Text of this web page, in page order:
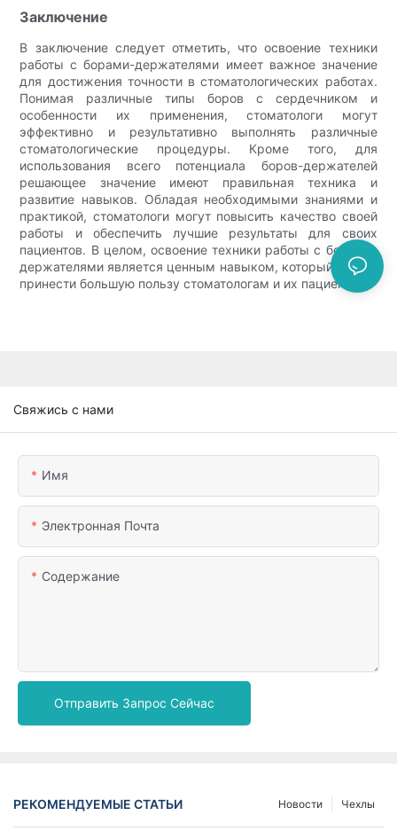
Заключение
В заключение следует отметить, что освоение техники
работы с борами-держателями имеет важное значение
для достижения точности в стоматологических работах.
Понимая различные типы боров с сердечником и
особенности их применения, стоматологи могут
эффективно и результативно выполнять различные
стоматологические процедуры. Кроме того, для
использования всего потенциала боров-держателей
решающее значение имеют правильная техника и
развитие навыков. Обладая необходимыми знаниями и
практикой, стоматологи могут повысить качество своей
работы и обеспечить лучшие результаты для своих
пациентов. В целом, освоение техники работы с борами-
держателями является ценным навыком, который может
принести большую пользу стоматологам и их пациентам.
Свяжись с нами
Имя
Электронная Почта
Содержание
Отправить Запрос Сейчас
РЕКОМЕНДУЕМЫЕ СТАТЬИ Чехлы
Новости